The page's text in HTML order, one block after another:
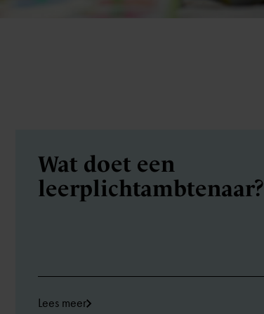
Wat doet een
leerplicht­ambtenaar?
Lees meer